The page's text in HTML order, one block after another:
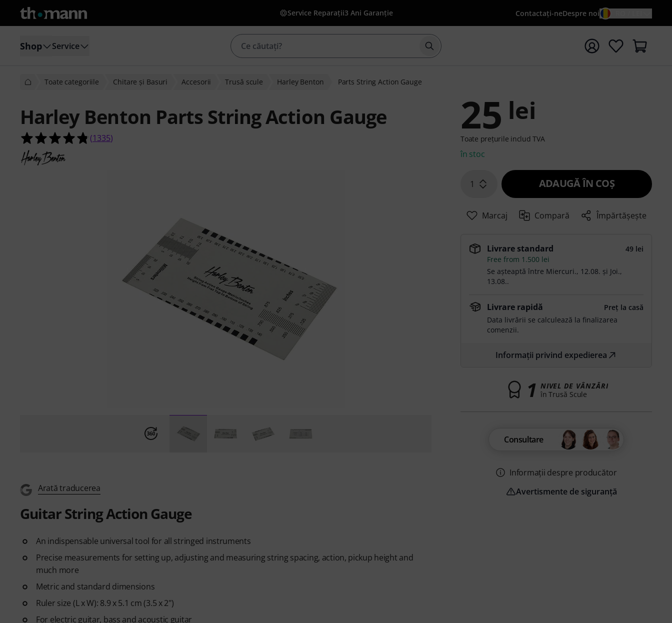
Service Reparații3 Ani Garanție Contactaţi-neDespre noi
Shop Service Începeți căutarea cu termenul de căutare {searchTerm}
Toate categoriile Chitare şi Basuri Accesorii Trusă scule Harley Benton Parts String Action Gauge
Harley Benton Parts String Action Gauge
4.8 din 5 stele din 1335 evaluări ale clienților
(1335)
Arată traducerea
Guitar String Action Gauge
An indispensable universal tool for all stringed instruments
Precise measurements for setting up, adjusting and measuring string spacing, action, pickup height and
much more
Metric and standard dimensions
Ruler size (L x W): 8.9 x 5.1 cm (3.5 x 2")
For electric guitar, bass and acoustic guitar
25 lei
Toate prețurile includ TVA
în stoc
1 ADAUGĂ ÎN COŞ
Marcaj Compară Împărtășește
Livrare standard
49 lei
Free from 1.500 lei
Se așteaptă între Miercuri., 12.08. și Joi.,
13.08..
Livrare rapidă
Preț la casă
Data livrării se calculează la finalizarea
comenzii.
Informații privind expedierea
1 NIVEL DE VÂNZĂRI
în Trusă Scule
Consultare
Informații despre producător
Avertismente de siguranță